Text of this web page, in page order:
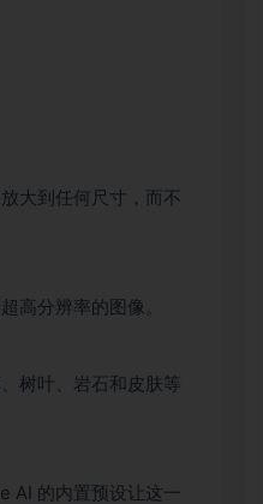
大到任何尺寸，而不
高分辨率的图像。
树叶、岩石和皮肤等
AI 的内置预设让这一